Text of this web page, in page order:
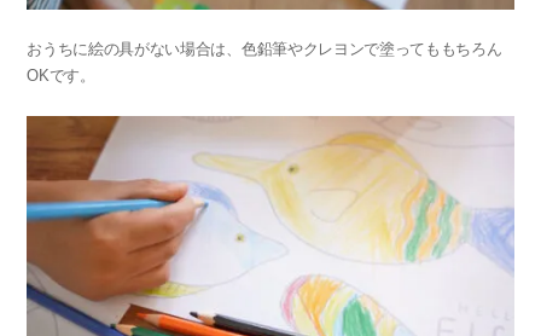
おうちに絵の具がない場合は、色鉛筆やクレヨンで塗ってももちろん
OKです。